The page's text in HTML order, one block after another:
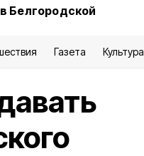
Белгородской
Газета Культура